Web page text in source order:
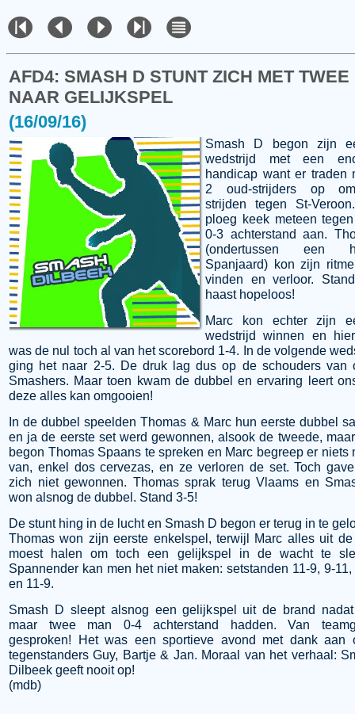
AFD4: SMASH D STUNT ZICH MET TWEE
NAAR GELIJKSPEL
(16/09/16)
Smash D begon zijn
wedstrijd met een
handicap want er traden
2 oud-strijders op
strijden tegen St-
ploeg keek meteen
0-3 achterstand aan.
(ondertussen een
Spanjaard) kon zijn
vinden en verloor.
haast hopeloos!
Marc kon echter zijn
wedstrijd winnen en
was de nul toch al van het scorebord 1-4. In de volgende
ging het naar 2-5. De druk lag dus op de schouders van
Smashers. Maar toen kwam de dubbel en ervaring leert
deze alles kan omgooien!
In de dubbel speelden Thomas & Marc hun eerste dubbel
en ja de eerste set werd gewonnen, alsook de tweede,
begon Thomas Spaans te spreken en Marc begreep er niets
van, enkel dos cervezas, en ze verloren de set. Toch
zich niet gewonnen. Thomas sprak terug Vlaams en
won alsnog de dubbel. Stand 3-5!
De stunt hing in de lucht en Smash D begon er terug in te
Thomas won zijn eerste enkelspel, terwijl Marc alles uit de
moest halen om toch een gelijkspel in de wacht te
Spannender kan men het niet maken: setstanden 11-9, 9-11,
en 11-9.
Smash D sleept alsnog een gelijkspel uit de brand
maar twee man 0-4 achterstand hadden. Van
gesproken! Het was een sportieve avond met dank aan
tegenstanders Guy, Bartje & Jan. Moraal van het verhaal:
Dilbeek geeft nooit op!
(mdb)